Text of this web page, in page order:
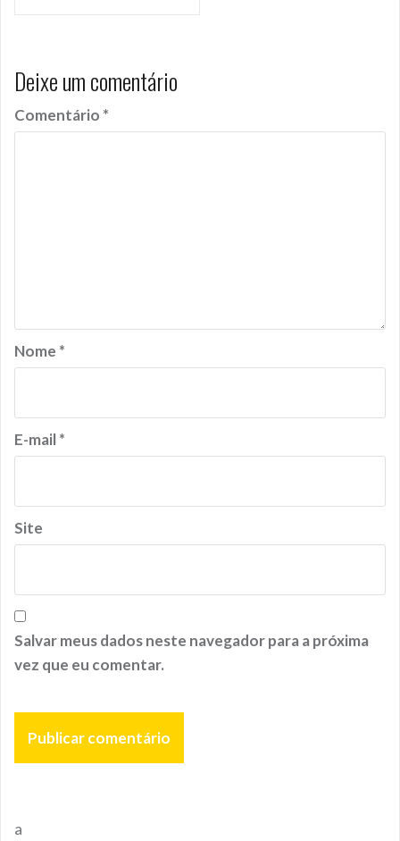
Deixe um comentário
Comentário *
Nome *
E-mail*
Site
Salvar meus dados neste navegador para a próxima
vez que eu comentar.
a